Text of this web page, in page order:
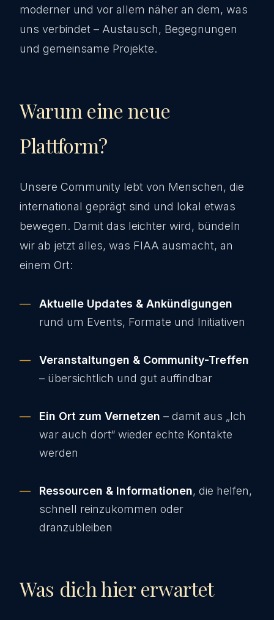
moderner und vor allem näher an dem, was
uns verbindet – Austausch, Begegnungen
und gemeinsame Projekte.
Warum eine neue
Plattform?
Unsere Community lebt von Menschen, die
international geprägt sind und lokal etwas
bewegen. Damit das leichter wird, bündeln
wir ab jetzt alles, was FIAA ausmacht, an
einem Ort:
Aktuelle Updates & Ankündigungen
rund um Events, Formate und Initiativen
Veranstaltungen & Community-Treffen
– übersichtlich und gut auffindbar
Ein Ort zum Vernetzen – damit aus „Ich
war auch dort“ wieder echte Kontakte
werden
Ressourcen & Informationen, die helfen,
schnell reinzukommen oder
dranzubleiben
Was dich hier erwartet